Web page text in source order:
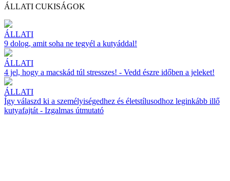
ÁLLATI CUKISÁGOK
ÁLLATI
9 dolog, amit soha ne tegyél a kutyáddal!
ÁLLATI
4 jel, hogy a macskád túl stresszes! - Vedd észre időben a jeleket!
ÁLLATI
Így válaszd ki a személyiségedhez és életstílusodhoz leginkább illő
kutyafajtát - Izgalmas útmutató